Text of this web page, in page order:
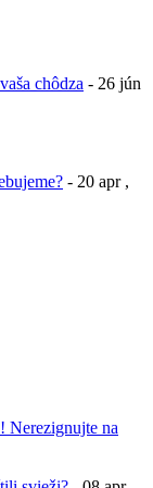
chôdza - 26 jún
- 20 apr ,
Nerezignujte na